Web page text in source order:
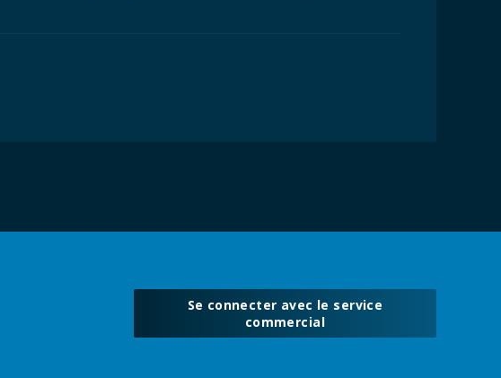
Se connecter avec le service
commercial